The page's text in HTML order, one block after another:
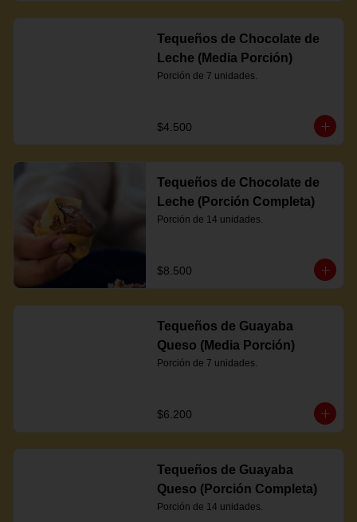
Tequeños de Chocolate de
Leche (Media Porción)
Porción de 7 unidades.
$4.500
Tequeños de Chocolate de
Leche (Porción Completa)
Porción de 14 unidades.
$8.500
Tequeños de Guayaba
Queso (Media Porción)
Porción de 7 unidades.
$6.200
Tequeños de Guayaba
Queso (Porción Completa)
Porción de 14 unidades.